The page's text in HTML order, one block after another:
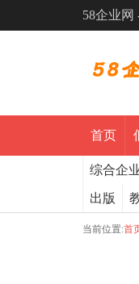
58企业
首页
综合企
出版
当前位置:首